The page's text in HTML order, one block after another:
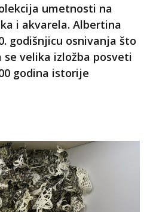
umetnosti na
i akvarela. Albertina
godišnjicu osnivanja što
velika izložba posveti
godina istorije